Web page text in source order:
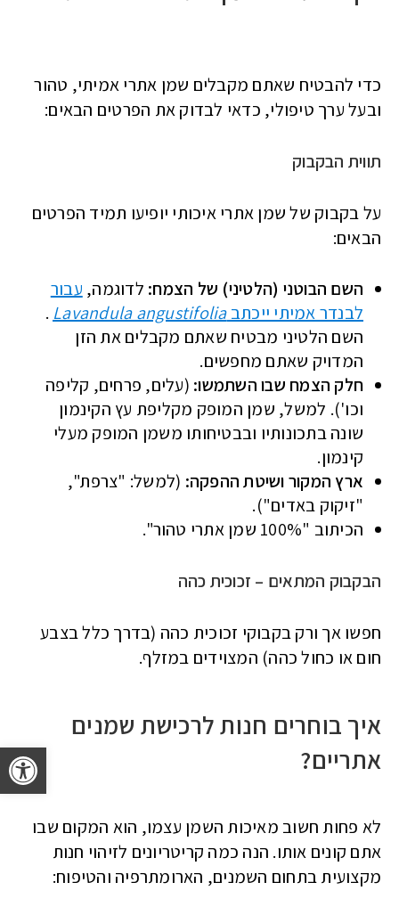
כדי להבטיח שאתם מקבלים שמן אתרי אמיתי, טהור
ובעל ערך טיפולי, כדאי לבדוק את הפרטים הבאים:
תווית הבקבוק
על בקבוק של שמן אתרי איכותי יופיעו תמיד הפרטים
הבאים:
השם הבוטני (הלטיני) של הצמח: לדוגמה, עבור
לבנדר אמיתי ייכתבLavandula angustifolia
.
השם הלטיני מבטיח שאתם מקבלים את הזן
המדויק שאתם מחפשים.
חלק הצמח שבו השתמשו: (עלים, פרחים, קליפה
וכו'). למשל, שמן המופק מקליפת עץ הקינמון
שונה בתכונותיו ובבטיחותו משמן המופק מעלי
קינמון.
ארץ המקור ושיטת ההפקה: (למשל: "צרפת",
"זיקוק באדים").
הכיתוב "100% שמן אתרי טהור".
הבקבוק המתאים – זכוכית כהה
חפשו אך ורק בקבוקי זכוכית כהה (בדרך כלל בצבע
חום או כחול כהה) המצוידים במזלף.
איך בוחרים חנות לרכישת שמנים
אתריים?
לא פחות חשוב מאיכות השמן עצמו, הוא המקום שבו
אתם קונים אותו. הנה כמה קריטריונים לזיהוי חנות
מקצועית בתחום השמנים, הארומתרפיה והטיפוח: